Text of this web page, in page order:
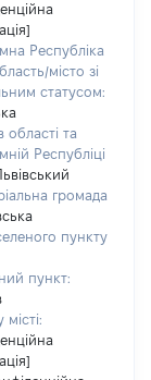
Республіка
місто зі
статусом:
області та
Республіці
громада:
пункту:
пункт: